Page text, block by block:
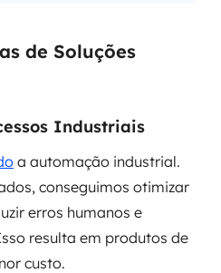
de Soluções
Industriais
a automação industrial.
conseguimos otimizar
erros humanos e
resulta em produtos de
custo.